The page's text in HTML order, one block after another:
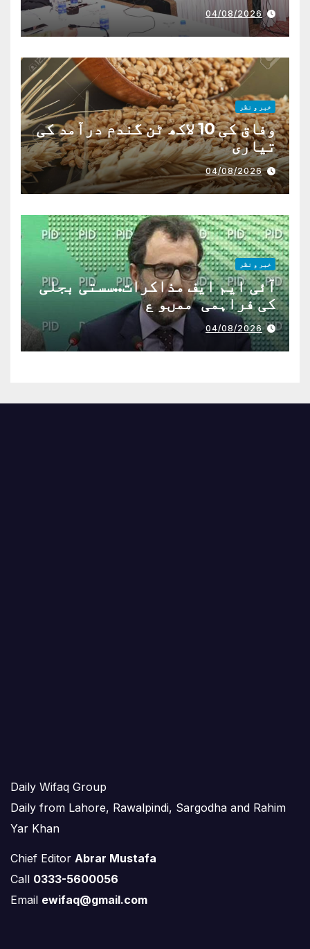
04/08/2026
خبر و نظر
وفاق کی 10 لاکھ ٹن گندم درآمد کی
تیاری
04/08/2026
خبر و نظر
آئی ایم ایف مذاکرات..سستی بجلی
کی فراہمی ممںو ع
04/08/2026
Daily Wifaq Group
Daily from Lahore, Rawalpindi, Sargodha and Rahim
Yar Khan
Chief Editor Abrar Mustafa
Call 0333-5600056
Email ewifaq@gmail.com